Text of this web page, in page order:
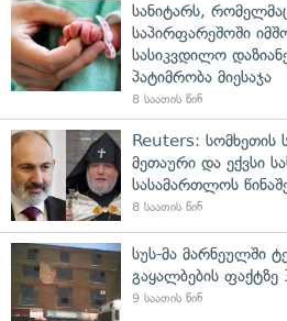
სანიტარს,
საპირფარეშოში
სასიკვდილო
პატიმრობა მიესაჯა
8 საათის წინ
Reuters: სომხეთის
მეთაური და ექვსი
სასამართლოს
8 საათის წინ
სუს-მა მარნეულში
გაყალბების ფაქტზე
9 საათის წინ